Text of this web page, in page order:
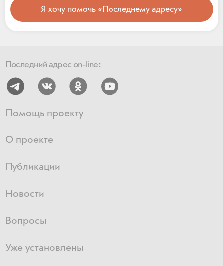
Я хочу помочь «Последнему адресу»
Последний адрес on-line:
Помощь проекту
О проекте
Публикации
Новости
Вопросы
Уже установлены